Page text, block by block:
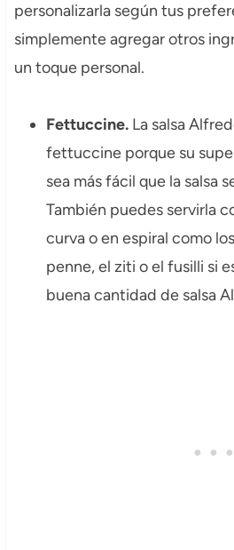
personalizarla según tus
simplemente agregar otros
un toque personal.
Fettuccine. La salsa
fettuccine porque su
sea más fácil que la salsa
También puedes servirla
curva o en espiral como
penne, el ziti o el fusilli si
buena cantidad de salsa